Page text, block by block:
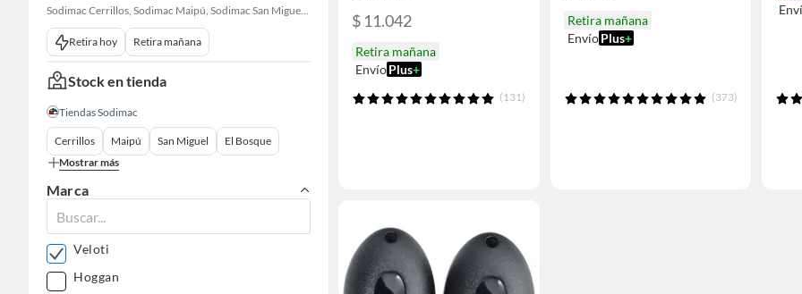
Sodimac Cerrillos, Sodimac Maipú, Sodimac San Miguel, Sodimac El Bosque, Sodimac San Bernardo, Constructor Cantagallo, Sodimac Talagante, Sodimac San Fernando
Retira hoy Retira mañana
Stock en tienda
Tiendas Sodimac
Cerrillos Maipú San Miguel
El Bosque
Mostrar más
Marca
Veloti
Hoggan
$ 11.042
Retira mañana
EnvíoPlus+
(131)
Retira mañana
Envío Plus+
(373)